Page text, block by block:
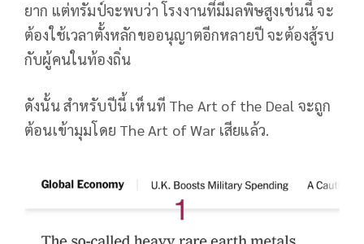
ยาก แต่ทรัมป์จะพบว่า โรงงานที่มีมลพิษสูงเช่นนี้ จะ
ต้องใช้เวลาตั้งหลักขออนุญาตอีกหลายปี จะต้องสู้รบ
กับผู้คนในท้องถิ่น
ดังนั้น สำหรับปีนี้ เห็นที The Art of the Deal จะถูก
ต้อนเข้ามุมโดย The Art of War เสียแล้ว.